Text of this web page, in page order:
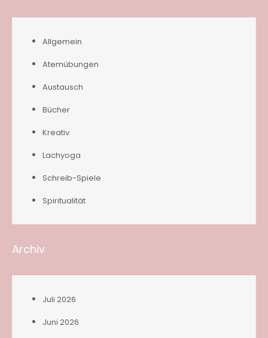
Allgemein
Atemübungen
Austausch
Bücher
Kreativ
Lachyoga
Schreib-Spiele
Spiritualität
Archiv
Juli 2026
Juni 2026